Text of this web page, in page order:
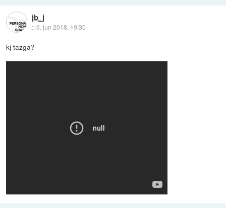
jb_j
::6. jun 2018, 19:30
kj tazga?